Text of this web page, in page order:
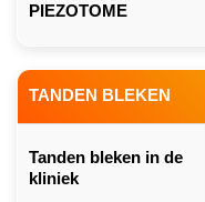
PIEZOTOME
TANDEN BLEKEN
Tanden bleken in de
kliniek